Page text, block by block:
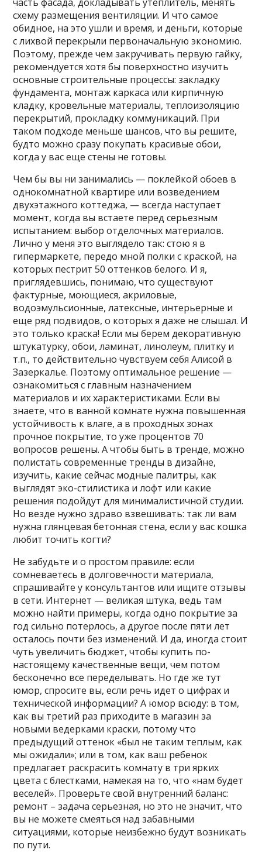
схему размещения вентиляции. И что самое
обидное, на это ушли и время, и деньги, которые
с лихвой перекрыли первоначальную экономию.
Поэтому, прежде чем закручивать первую гайку,
рекомендуется хотя бы поверхностно изучить
основные строительные процессы: закладку
фундамента, монтаж каркаса или кирпичную
кладку, кровельные материалы, теплоизоляцию
перекрытий, прокладку коммуникаций. При
таком подходе меньше шансов, что вы решите,
будто можно сразу покупать красивые обои,
когда у вас еще стены не готовы.
Чем бы вы ни занимались — поклейкой обоев в
однокомнатной квартире или возведением
двухэтажного коттеджа, — всегда наступает
момент, когда вы встаете перед серьезным
испытанием: выбор отделочных материалов.
Лично у меня это выглядело так: стою я в
гипермаркете, передо мной полки с краской, на
которых пестрит 50 оттенков белого. И я,
приглядевшись, понимаю, что существуют
фактурные, моющиеся, акриловые,
водоэмульсионные, латексные, интерьерные и
еще ряд подвидов, о которых я даже не слышал. И
это только краска! Если мы берем декоративную
штукатурку, обои, ламинат, линолеум, плитку и
т.п., то действительно чувствуем себя Алисой в
Зазеркалье. Поэтому оптимальное решение —
ознакомиться с главным назначением
материалов и их характеристиками. Если вы
знаете, что в ванной комнате нужна повышенная
устойчивость к влаге, а в проходных зонах
прочное покрытие, то уже процентов 70
вопросов решены. А чтобы быть в тренде, можно
полистать современные тренды в дизайне,
изучить, какие сейчас модные палитры, как
выглядят эко-стилистика и лофт или какие
решения подойдут для минималистичной студии.
Но везде нужно здраво взвешивать: так ли вам
нужна глянцевая бетонная стена, если у вас кошка
любит точить когти?
Не забудьте и о простом правиле: если
сомневаетесь в долговечности материала,
спрашивайте у консультантов или ищите отзывы
в сети. Интернет — великая штука, ведь там
можно найти примеры, когда одно покрытие за
год сильно потерлось, а другое после пяти лет
осталось почти без изменений. И да, иногда стоит
чуть увеличить бюджет, чтобы купить по-
настоящему качественные вещи, чем потом
бесконечно все переделывать. Но где же тут
юмор, спросите вы, если речь идет о цифрах и
технической информации? А юмор всюду: в том,
как вы третий раз приходите в магазин за
новыми ведерками краски, потому что
предыдущий оттенок «был не таким теплым, как
мы ожидали»; или в том, как ваш ребенок
предлагает раскрасить комнату в три ярких
цвета с блестками, намекая на то, что «нам будет
веселей». Проверьте свой внутренний баланс:
ремонт – задача серьезная, но это не значит, что
вы не можете смеяться над забавными
ситуациями, которые неизбежно будут возникать
по пути.